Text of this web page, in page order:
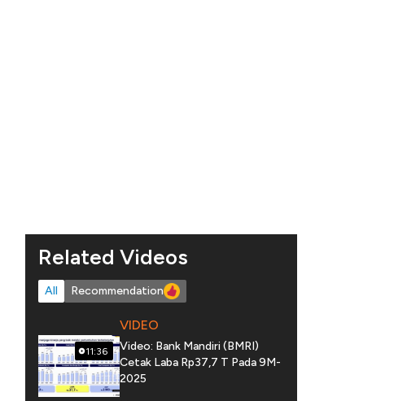
Related Videos
All Recommendation
11:36
VIDEO
Video: Bank Mandiri (BMRI)
Cetak Laba Rp37,7 T Pada 9M-
2025